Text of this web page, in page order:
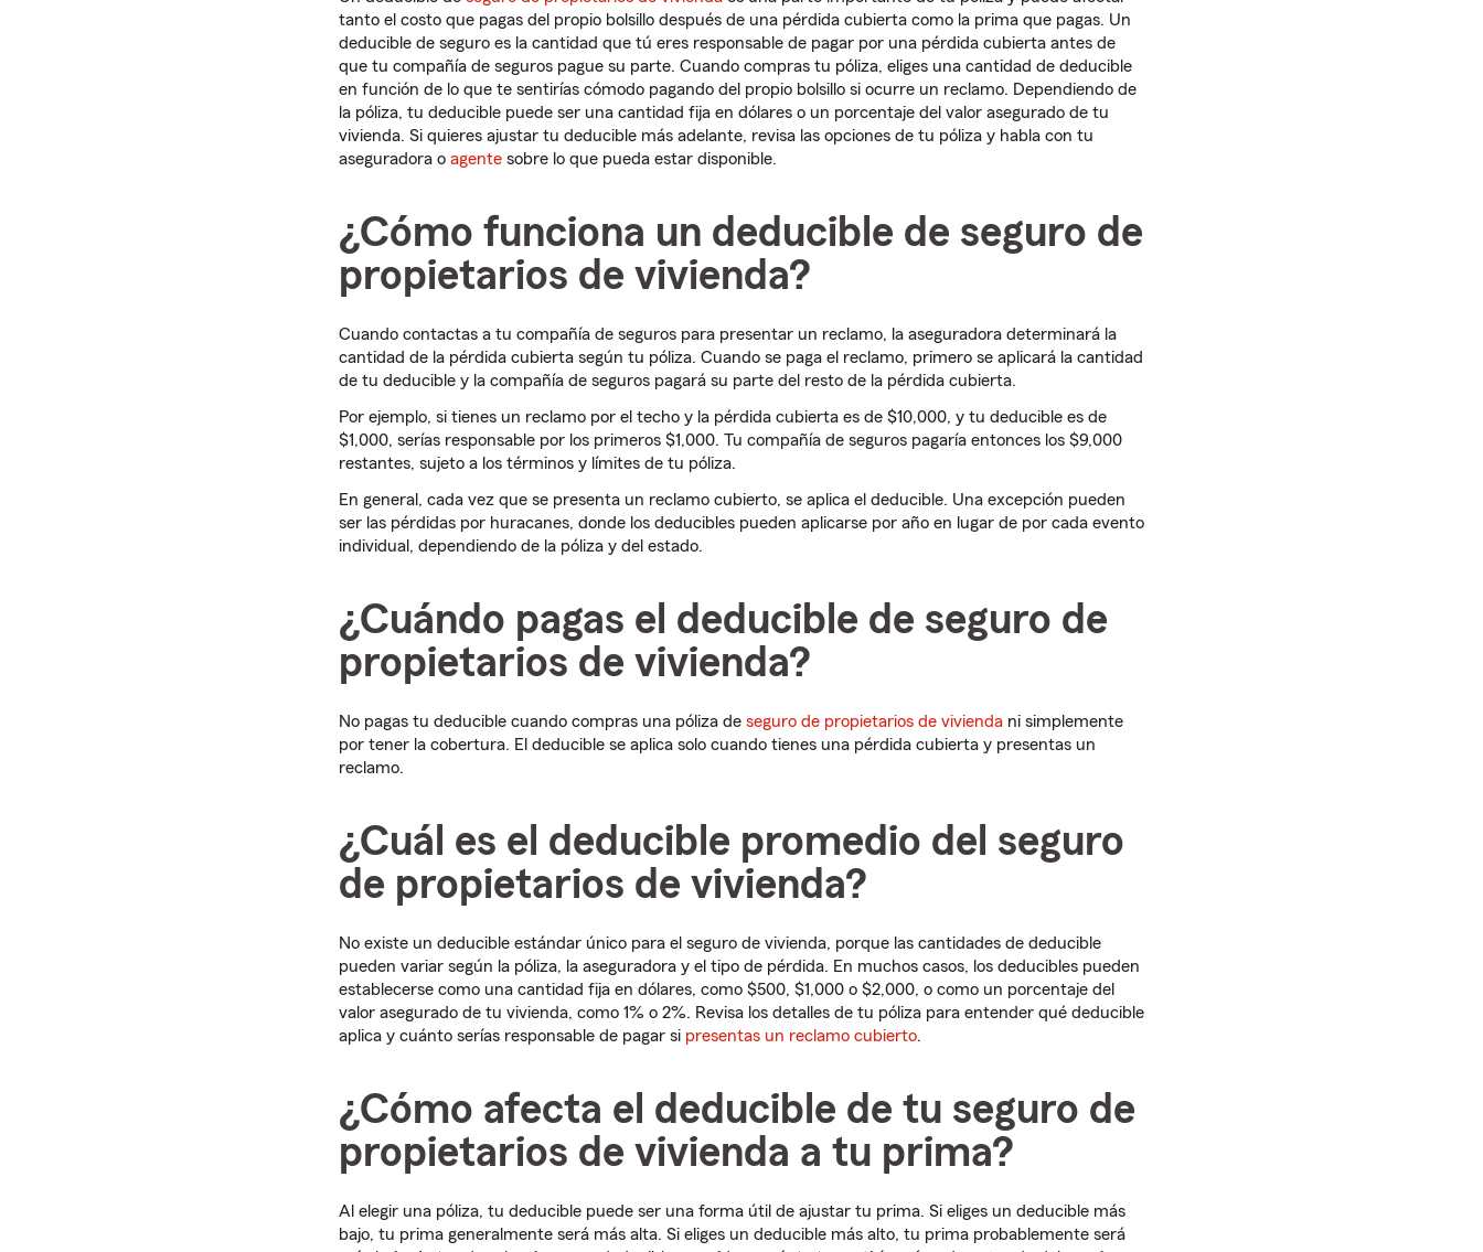
tanto el costo que pagas del propio bolsillo después de una pérdida cubierta como la prima que pagas. Un
deducible de seguro es la cantidad que tú eres responsable de pagar por una pérdida cubierta antes de
que tu compañía de seguros pague su parte. Cuando compras tu póliza, eliges una cantidad de deducible
en función de lo que te sentirías cómodo pagando del propio bolsillo si ocurre un reclamo. Dependiendo de
la póliza, tu deducible puede ser una cantidad fija en dólares o un porcentaje del valor asegurado de tu
vivienda. Si quieres ajustar tu deducible más adelante, revisa las opciones de tu póliza y habla con tu
aseguradora o agente sobre lo que pueda estar disponible.
¿Cómo funciona un deducible de seguro de
propietarios de vivienda?
Cuando contactas a tu compañía de seguros para presentar un reclamo, la aseguradora determinará la
cantidad de la pérdida cubierta según tu póliza. Cuando se paga el reclamo, primero se aplicará la cantidad
de tu deducible y la compañía de seguros pagará su parte del resto de la pérdida cubierta.
Por ejemplo, si tienes un reclamo por el techo y la pérdida cubierta es de $10,000, y tu deducible es de
$1,000, serías responsable por los primeros $1,000. Tu compañía de seguros pagaría entonces los $9,000
restantes, sujeto a los términos y límites de tu póliza.
En general, cada vez que se presenta un reclamo cubierto, se aplica el deducible. Una excepción pueden
ser las pérdidas por huracanes, donde los deducibles pueden aplicarse por año en lugar de por cada evento
individual, dependiendo de la póliza y del estado.
¿Cuándo pagas el deducible de seguro de
propietarios de vivienda?
No pagas tu deducible cuando compras una póliza de seguro de propietarios de vivienda ni simplemente
por tener la cobertura. El deducible se aplica solo cuando tienes una pérdida cubierta y presentas un
reclamo.
¿Cuál es el deducible promedio del seguro
de propietarios de vivienda?
No existe un deducible estándar único para el seguro de vivienda, porque las cantidades de deducible
pueden variar según la póliza, la aseguradora y el tipo de pérdida. En muchos casos, los deducibles pueden
establecerse como una cantidad fija en dólares, como $500, $1,000 o $2,000, o como un porcentaje del
valor asegurado de tu vivienda, como 1% o 2%. Revisa los detalles de tu póliza para entender qué deducible
aplica y cuánto serías responsable de pagar si presentas un reclamo cubierto.
¿Cómo afecta el deducible de tu seguro de
propietarios de vivienda a tu prima?
Al elegir una póliza, tu deducible puede ser una forma útil de ajustar tu prima. Si eliges un deducible más
bajo, tu prima generalmente será más alta. Si eliges un deducible más alto, tu prima probablemente será